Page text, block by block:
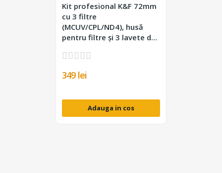
Kit profesional K&F 72mm
cu 3 filtre
(MCUV/CPL/ND4), husă
pentru filtre și 3 lavete de
349 lei
Adauga in cos